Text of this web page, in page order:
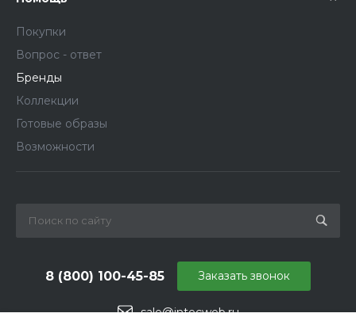
Покупки
Вопрос - ответ
Бренды
Коллекции
Готовые образы
Возможности
sale@intecweb.ru
8 (800) 100-45-85 Заказать звонок